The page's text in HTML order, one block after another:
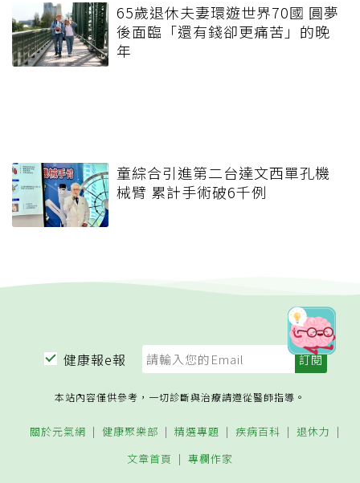
65歲退休夫妻環遊世界70國 圓夢
後面臨「還有錢卻更痛苦」的晚
年
童綜合引進第二台達文西單孔機
械臂 累計手術破6千例
健康報e報
本站內容僅供參考，一切診斷與治療請遵從醫師指導。
關於元氣網 健康聚樂部 精選專題 疾病百科
退休力
文章首頁
專欄作家